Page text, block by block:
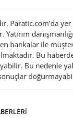
Paratic.com’da
bankalar ile
Bu
Bu nedenle